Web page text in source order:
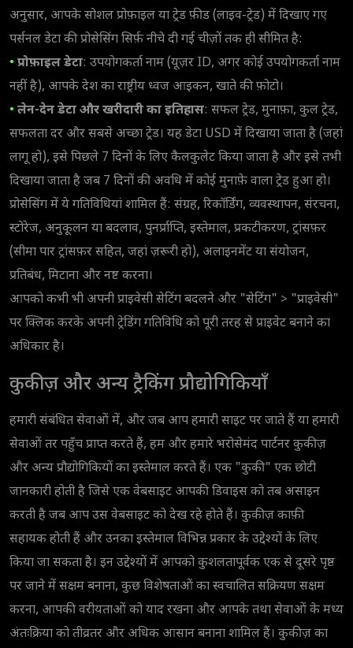
अनुसार, आपके सोशल प्रोफ़ाइल या ट्रेड फ़ीड (लाइव-ट्रेड) में दिखाए गए
पर्सनल डेटा की प्रोसेसिंग सिर्फ़ नीचे दी गई चीज़ों तक ही सीमित है:
• प्रोफ़ाइल डेटा: उपयोगकर्ता नाम (यूज़र ID, अगर कोई उपयोगकर्ता नाम
नहीं है), आपके देश का राष्ट्रीय ध्वज आइकन, खाते की फ़ोटो।
• लेन-देन डेटा और खरीदारी का इतिहास: सफल ट्रेड, मुनाफ़ा, कुल ट्रेड,
सफलता दर और सबसे अच्छा ट्रेड। यह डेटा USD में दिखाया जाता है (जहां
लागू हो), इसे पिछले 7 दिनों के लिए कैलकुलेट किया जाता है और इसे तभी
दिखाया जाता है जब 7 दिनों की अवधि में कोई मुनाफ़े वाला ट्रेड हुआ हो।
प्रोसेसिंग में ये गतिविधियां शामिल हैं: संग्रह, रिकॉर्डिंग, व्यवस्थापन, संरचना,
स्टोरेज, अनुकूलन या बदलाव, पुनर्प्राप्ति, इस्तेमाल, प्रकटीकरण, ट्रांसफ़र
(सीमा पार ट्रांसफ़र सहित, जहां ज़रूरी हो), अलाइनमेंट या संयोजन,
प्रतिबंध, मिटाना और नष्ट करना।
आपको कभी भी अपनी प्राइवेसी सेटिंग बदलने और "सेटिंग" > "प्राइवेसी"
पर क्लिक करके अपनी ट्रेडिंग गतिविधि को पूरी तरह से प्राइवेट बनाने का
अधिकार है।
कुकीज़ और अन्य ट्रैकिंग प्रौद्योगिकियाँ
हमारी संबंधित सेवाओं में, और जब आप हमारी साइट पर जाते हैं या हमारी
सेवाओं तर पहुँच प्राप्त करते हैं, हम और हमारे भरोसेमंद पार्टनर कुकीज़
और अन्य प्रौद्योगिकियों का इस्तेमाल करते हैं। एक "कुकी" एक छोटी
जानकारी होती है जिसे एक वेबसाइट आपकी डिवाइस को तब असाइन
करती है जब आप उस वेबसाइट को देख रहे होते हैं। कुकीज़ काफ़ी
सहायक होती हैं और उनका इस्तेमाल विभिन्न प्रकार के उद्देश्यों के लिए
किया जा सकता है। इन उद्देश्यों में आपको कुशलतापूर्वक एक से दूसरे पृष्ठ
पर जाने में सक्षम बनाना, कुछ विशेषताओं का स्वचालित सक्रियण सक्षम
करना, आपकी वरीयताओं को याद रखना और आपके तथा सेवाओं के मध्य
अंतःक्रिया को तीव्रतर और अधिक आसान बनाना शामिल हैं। कुकीज़ का